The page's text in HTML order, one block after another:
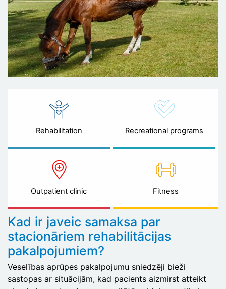
Rehabilitation Recreational programs
Outpatient clinic Fitness
Kad ir javeic samaksa par
stacionāriem rehabilitācijas
pakalpojumiem?
Veselības aprūpes pakalpojumu sniedzēji bieži
sastopas ar situācijām, kad pacients aizmirst atteikt